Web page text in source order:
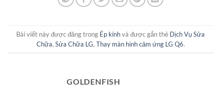
Bài viết này được đăng trong Ép kínhvà được gắn thẻ Dịch Vụ Sửa
Chữa, Sửa Chữa LG, Thay màn hình cảm ứng LG Q6.
GOLDENFISH